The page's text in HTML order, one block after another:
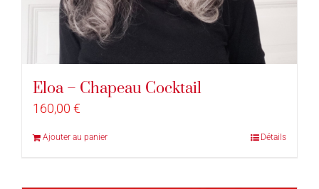
Eloa – Chapeau Cocktail
160,00 €
Ajouter au panier Détails